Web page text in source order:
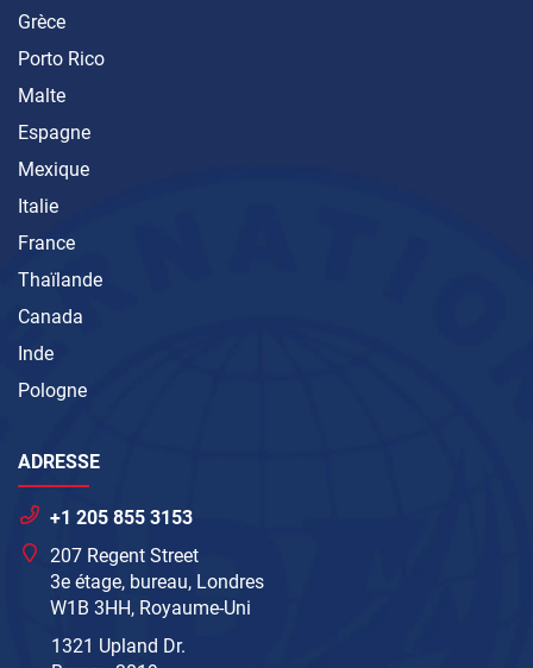
Grèce
Porto Rico
Malte
Espagne
Mexique
Italie
France
Thaïlande
Canada
Inde
Pologne
ADRESSE
+1 205 855 3153
207 Regent Street
3e étage, bureau, Londres
W1B 3HH, Royaume-Uni
1321 Upland Dr.